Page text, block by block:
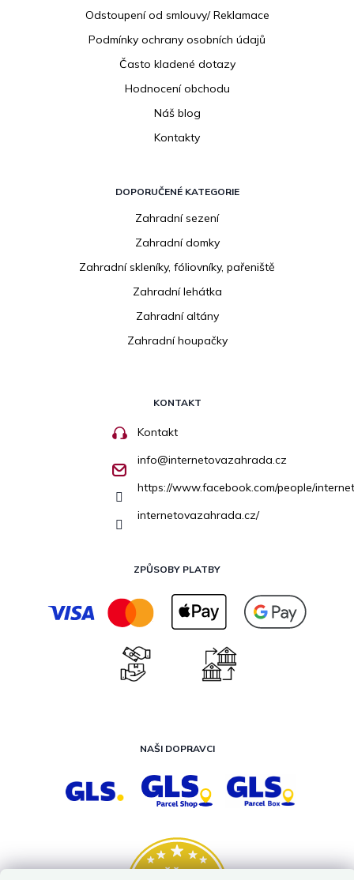
Odstoupení od smlouvy/ Reklamace
Podmínky ochrany osobních údajů
Často kladené dotazy
Hodnocení obchodu
Náš blog
Kontakty
DOPORUČENÉ KATEGORIE
Zahradní sezení
Zahradní domky
Zahradní skleníky, fóliovníky, pařeniště
Zahradní lehátka
Zahradní altány
Zahradní houpačky
KONTAKT
Kontakt
info@internetovazahrada.cz
https://www.facebook.com/people/
internetovazahrada.cz/
ZPŮSOBY PLATBY
NAŠI DOPRAVCI